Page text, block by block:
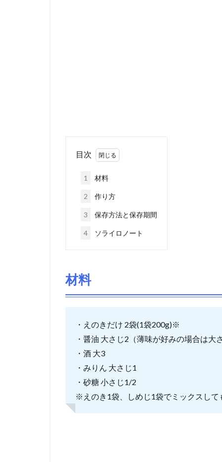
目次
1 材料
2 作り方
3 保存方法と保存期間
4 ソライロノート
材料
・えのきだけ 2袋(1袋200g)※
・醤油 大さじ2（薄味が好みの場合は大
・酒 大3
・みりん 大さじ1
・砂糖 小さじ1/2
※えのき1袋、しめじ1袋でミックスして